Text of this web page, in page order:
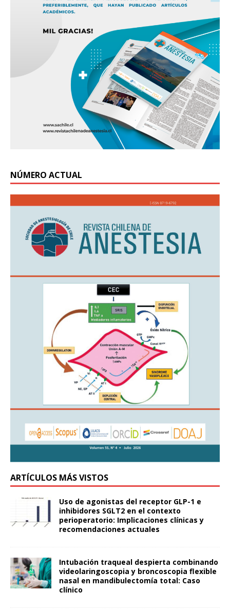
NÚMERO ACTUAL
ARTÍCULOS MÁS VISTOS
Uso de agonistas del receptor GLP-1 e
inhibidores SGLT2 en el contexto
perioperatorio: Implicaciones clínicas y
recomendaciones actuales
Intubación traqueal despierta combinando
videolaringoscopia y broncoscopia flexible
nasal en mandibulectomía total: Caso
clínico